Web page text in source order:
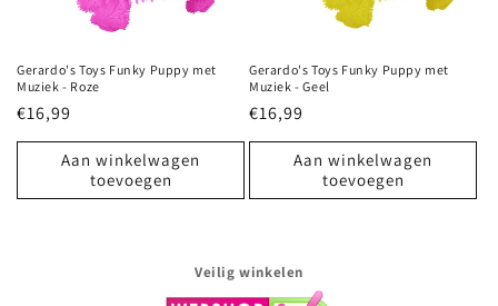
:
Gerardo's Toys Funky Puppy met
Muziek - Roze
Normale
prijs
€16,99
Aan winkelwagen
toevoegen
Gerardo's Toys Funky Puppy met
Muziek - Geel
Normale
prijs
€16,99
Aan winkelwagen
toevoegen
Veilig winkelen